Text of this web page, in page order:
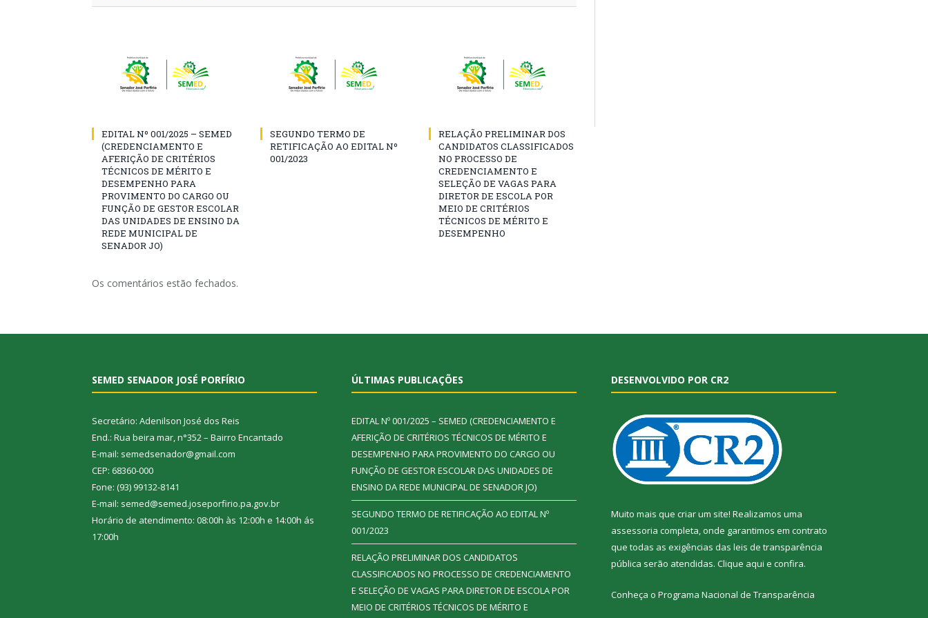
EDITAL Nº 001/2025 – SEMED
(CREDENCIAMENTO E
AFERIÇÃO DE CRITÉRIOS
TÉCNICOS DE MÉRITO E
DESEMPENHO PARA
PROVIMENTO DO CARGO OU
FUNÇÃO DE GESTOR ESCOLAR
DAS UNIDADES DE ENSINO DA
REDE MUNICIPAL DE
SENADOR JO)
SEGUNDO TERMO DE
RETIFICAÇÃO AO EDITAL Nº
001/2023
RELAÇÃO PRELIMINAR DOS
CANDIDATOS CLASSIFICADOS
NO PROCESSO DE
CREDENCIAMENTO E
SELEÇÃO DE VAGAS PARA
DIRETOR DE ESCOLA POR
MEIO DE CRITÉRIOS
TÉCNICOS DE MÉRITO E
DESEMPENHO
Os comentários estão fechados.
SEMED SENADOR JOSÉ PORFÍRIO
Secretário: Adenilson José dos Reis
End.: Rua beira mar, n°352 – Bairro Encantado
E-mail: semedsenador@gmail.com
CEP: 68360-000
Fone: (93) 99132-8141
E-mail: semed@semed.joseporfirio.pa.gov.br
Horário de atendimento: 08:00h às 12:00h e 14:00h ás
17:00h
ÚLTIMAS PUBLICAÇÕES
EDITAL Nº 001/2025 – SEMED (CREDENCIAMENTO E
AFERIÇÃO DE CRITÉRIOS TÉCNICOS DE MÉRITO E
DESEMPENHO PARA PROVIMENTO DO CARGO OU
FUNÇÃO DE GESTOR ESCOLAR DAS UNIDADES DE
ENSINO DA REDE MUNICIPAL DE SENADOR JO)
SEGUNDO TERMO DE RETIFICAÇÃO AO EDITAL Nº
001/2023
RELAÇÃO PRELIMINAR DOS CANDIDATOS
CLASSIFICADOS NO PROCESSO DE CREDENCIAMENTO
E SELEÇÃO DE VAGAS PARA DIRETOR DE ESCOLA POR
MEIO DE CRITÉRIOS TÉCNICOS DE MÉRITO E
DESENVOLVIDO POR CR2
Muito mais que criar um site! Realizamos uma
assessoria completa, onde garantimos em contrato
que todas as exigências das leis de transparência
pública serão atendidas. Clique aqui e confira.
Conheça o Programa Nacional de Transparência